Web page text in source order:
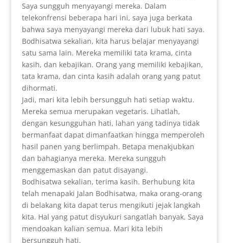
Saya sungguh menyayangi mereka. Dalam
telekonfrensi beberapa hari ini, saya juga berkata
bahwa saya menyayangi mereka dari lubuk hati saya.
Bodhisatwa sekalian, kita harus belajar menyayangi
satu sama lain. Mereka memiliki tata krama, cinta
kasih, dan kebajikan. Orang yang memiliki kebajikan,
tata krama, dan cinta kasih adalah orang yang patut
dihormati.
Jadi, mari kita lebih bersungguh hati setiap waktu.
Mereka semua merupakan vegetaris. Lihatlah,
dengan kesungguhan hati, lahan yang tadinya tidak
bermanfaat dapat dimanfaatkan hingga memperoleh
hasil panen yang berlimpah. Betapa menakjubkan
dan bahagianya mereka. Mereka sungguh
menggemaskan dan patut disayangi.
Bodhisatwa sekalian, terima kasih. Berhubung kita
telah menapaki Jalan Bodhisatwa, maka orang-orang
di belakang kita dapat terus mengikuti jejak langkah
kita. Hal yang patut disyukuri sangatlah banyak. Saya
mendoakan kalian semua. Mari kita lebih
bersungguh hati.